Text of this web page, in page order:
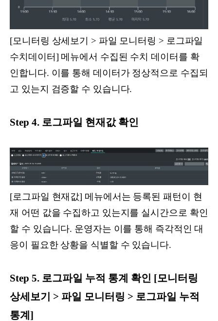
[모니터링 상세보기 > 파일 모니터링 > 로그파일
수치데이터] 메뉴에서 수집된 수치 데이터를 확
인합니다. 이를 통해 데이터가 정상적으로 수집되
고 있는지 검증할 수 있습니다.
Step 4. 로그파일 현재값 확인
[로그파일 현재값] 메뉴에서는 등록된 패턴이 현
재 어떤 값을 수집하고 있는지를 실시간으로 확인
할 수 있습니다. 운영자는 이를 통해 즉각적인 대
응이 필요한 상황을 식별할 수 있습니다.
Step 5. 로그파일 누적 통계 확인 [모니터링
상세보기 > 파일 모니터링 > 로그파일 누적
통계]